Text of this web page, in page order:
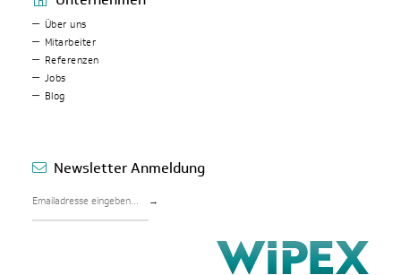
Über uns
Mitarbeiter
Referenzen
Jobs
Blog
Newsletter Anmeldung
→